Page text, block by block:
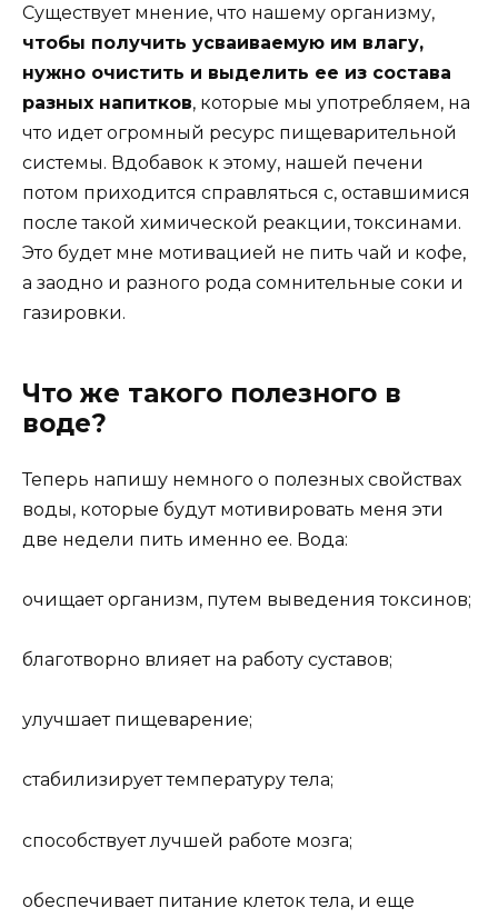
Существует мнение, что нашему организму,
чтобы получить усваиваемую им влагу,
нужно очистить и выделить ее из состава
разных напитков, которые мы употребляем, на
что идет огромный ресурс пищеварительной
системы. Вдобавок к этому, нашей печени
потом приходится справляться с, оставшимися
после такой химической реакции, токсинами.
Это будет мне мотивацией не пить чай и кофе,
а заодно и разного рода сомнительные соки и
газировки.
Что же такого полезного в
воде?
Теперь напишу немного о полезных свойствах
воды, которые будут мотивировать меня эти
две недели пить именно ее. Вода:
очищает организм, путем выведения токсинов;
благотворно влияет на работу суставов;
улучшает пищеварение;
стабилизирует температуру тела;
способствует лучшей работе мозга;
обеспечивает питание клеток тела, и еще